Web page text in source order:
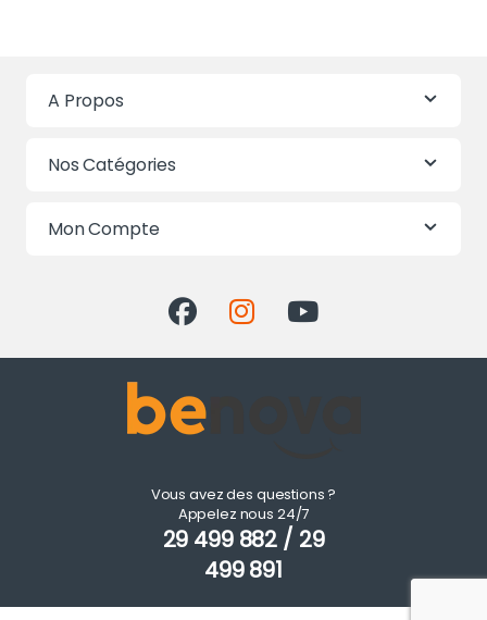
A Propos
Nos Catégories
Mon Compte
Vous avez des questions ?
Appelez nous 24/7
29 499 882 / 29
499 891